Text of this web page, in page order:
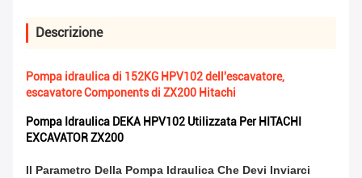
Descrizione
Pompa idraulica di 152KG HPV102 dell'escavatore,
escavatore Components di ZX200 Hitachi
Pompa Idraulica DEKA HPV102 Utilizzata Per HITACHI
EXCAVATOR ZX200
Il Parametro Della Pompa Idraulica Che Devi Inviarci